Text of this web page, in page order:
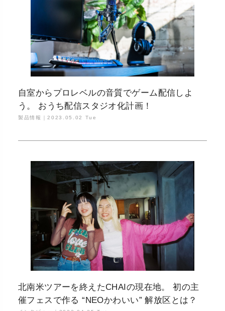
自室からプロレベルの音質でゲーム配信しよ
う。 おうち配信スタジオ化計画！
製品情報｜2023.05.02 Tue
北南米ツアーを終えたCHAIの現在地。 初の主
催フェスで作る “NEOかわいい” 解放区とは？